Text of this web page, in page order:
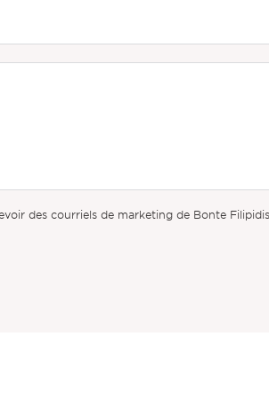
des courriels de marketing de Bonte